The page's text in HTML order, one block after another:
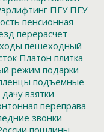
ПГУПГУ
пенсионная
перерасчет
пешеходный
Платон плитка
режим подарки
подъемные
взятки
переправа
звонки